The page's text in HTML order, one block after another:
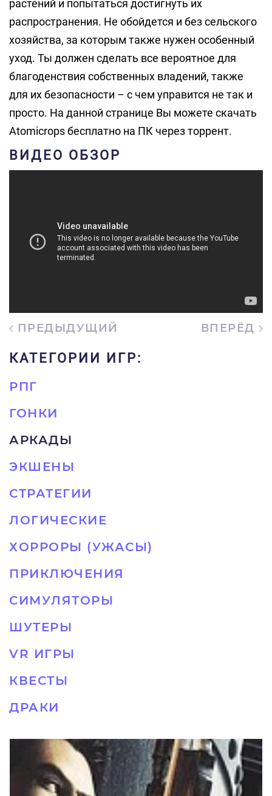
растений и попытаться достигнуть их
распространения. Не обойдется и без сельского
хозяйства, за которым также нужен особенный
уход. Ты должен сделать все вероятное для
благоденствия собственных владений, также
для их безопасности – с чем управится не так и
просто. На данной странице Вы можете скачать
Atomicrops бесплатно на ПК через торрент.
ВИДЕО ОБЗОР
ПРЕДЫДУЩИЙ ВПЕРЁД
КАТЕГОРИИ ИГР:
РПГ
ГОНКИ
АРКАДЫ
ЭКШЕНЫ
СТРАТЕГИИ
ЛОГИЧЕСКИЕ
ХОРРОРЫ (УЖАСЫ)
ПРИКЛЮЧЕНИЯ
СИМУЛЯТОРЫ
ШУТЕРЫ
VR ИГРЫ
КВЕСТЫ
ДРАКИ